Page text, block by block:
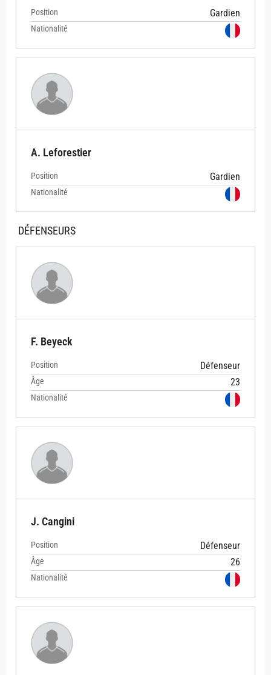
Position Gardien
Nationalité
A. Leforestier
Position Gardien
Nationalité
DÉFENSEURS
F. Beyeck
Position Défenseur
Âge 23
Nationalité
J. Cangini
Position Défenseur
Âge 26
Nationalité